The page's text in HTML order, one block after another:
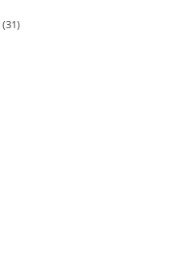
(31)